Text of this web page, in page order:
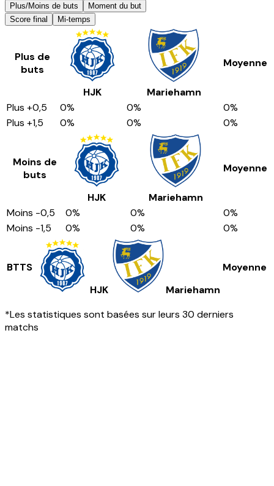
Plus/Moins de buts
Moment du but
Score final
Mi-temps
Plus de
buts
HJK
Mariehamn
Moyenne
Plus +0,5 0% 0% 0%
Plus +1,5 0% 0% 0%
Moins de
buts
HJK
Mariehamn
Moyenne
Moins -0,5 0% 0% 0%
Moins -1,5 0% 0% 0%
BTTS
HJK
Mariehamn
Moyenne
*Les statistiques sont basées sur leurs 30 derniers
matchs